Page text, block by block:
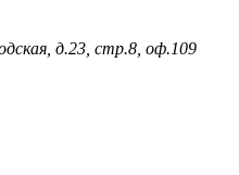
д.23, стр.8, оф.109